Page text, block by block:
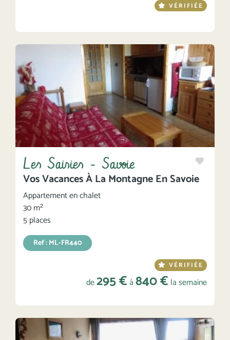
VÉRIFIÉE
Les Saisies - Savoie
Vos Vacances À La Montagne En Savoie
Appartement en chalet
30 m²
5 places
Ref : ML-FR440
VÉRIFIÉE
de295 €à840 € la semaine